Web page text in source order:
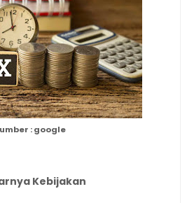
: google
Kebijakan